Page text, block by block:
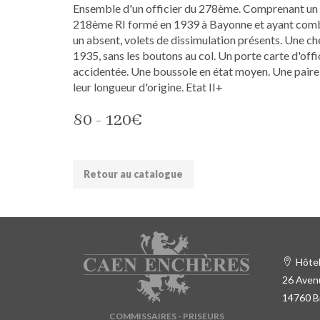
Ensemble d'un officier du 278ème. Comprenant
218ème RI formé en 1939 à Bayonne et ayant
un absent, volets de dissimulation présents. Une
1935, sans les boutons au col. Un porte carte
accidentée. Une boussole en état moyen. Une
leur longueur d'origine. Etat II+
80 - 120€
Retour au catalogue
COMMISSAIRES - PRISEURS
26
14760